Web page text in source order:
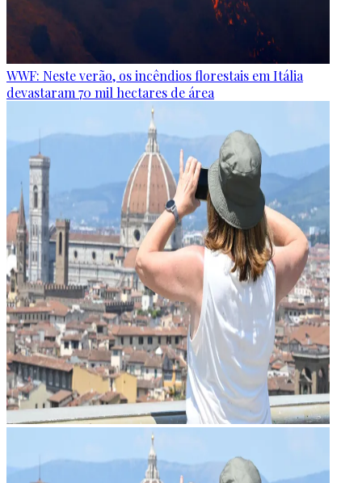
WWF: Neste verão, os incêndios florestais em Itália
devastaram 70 mil hectares de área